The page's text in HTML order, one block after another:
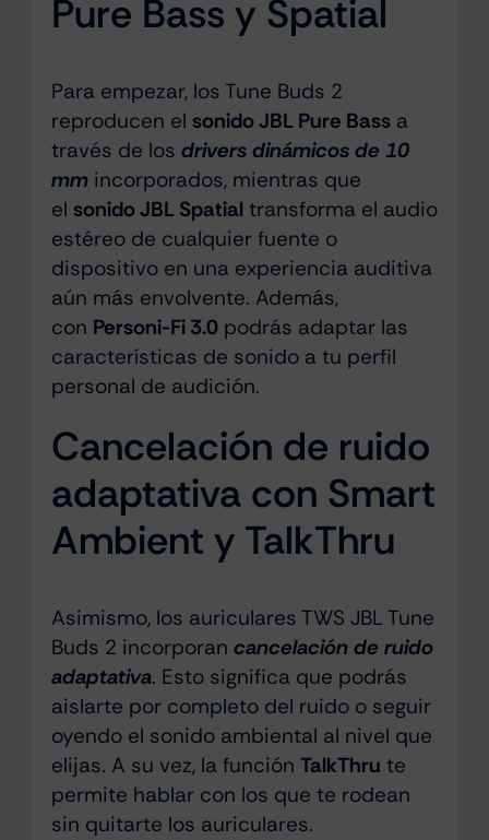
Pure Bass y Spatial
Para empezar, los Tune Buds 2
reproducen el sonido JBL Pure Bassa
través de los drivers dinámicos de 10
mmincorporados, mientras que
el sonido JBL Spatial transforma el audio
estéreo de cualquier fuente o
dispositivo en una experiencia auditiva
aún más envolvente. Además,
con Personi-Fi 3.0podrás adaptar las
características de sonido a tu perfil
personal de audición.
Cancelación de ruido
adaptativa con Smart
Ambient y TalkThru
Asimismo, los auriculares TWS JBL Tune
Buds 2 incorporan cancelación de ruido
adaptativa. Esto significa que podrás
aislarte por completo del ruido o seguir
oyendo el sonido ambiental al nivel que
elijas. A su vez, la función TalkThru te
permite hablar con los que te rodean
sin quitarte los auriculares.